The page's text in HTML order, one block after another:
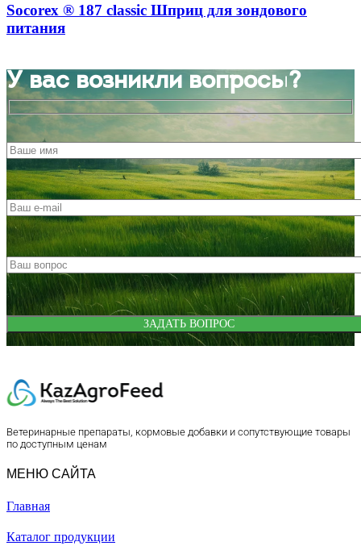
Socorex ® 187 classic Шприц для зондового
питания
У вас возникли вопросы?
Ветеринарные препараты, кормовые добавки и сопутствующие товары
по доступным ценам
МЕНЮ САЙТА
Главная
Каталог продукции